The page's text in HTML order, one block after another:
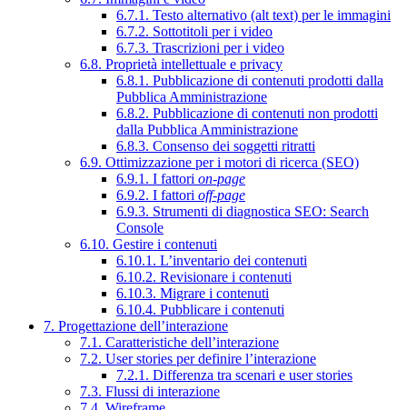
6.7.1. Testo alternativo (alt text) per le immagini
6.7.2. Sottotitoli per i video
6.7.3. Trascrizioni per i video
6.8. Proprietà intellettuale e privacy
6.8.1. Pubblicazione di contenuti prodotti dalla
Pubblica Amministrazione
6.8.2. Pubblicazione di contenuti non prodotti
dalla Pubblica Amministrazione
6.8.3. Consenso dei soggetti ritratti
6.9. Ottimizzazione per i motori di ricerca (SEO)
6.9.1. I fattori on-page
6.9.2. I fattori off-page
6.9.3. Strumenti di diagnostica SEO: Search
Console
6.10. Gestire i contenuti
6.10.1. L’inventario dei contenuti
6.10.2. Revisionare i contenuti
6.10.3. Migrare i contenuti
6.10.4. Pubblicare i contenuti
7. Progettazione dell’interazione
7.1. Caratteristiche dell’interazione
7.2. User stories per definire l’interazione
7.2.1. Differenza tra scenari e user stories
7.3. Flussi di interazione